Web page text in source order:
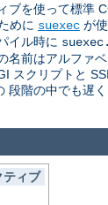
ブを使って標準
めに suexec が
イル時に
名前はアルファ
スクリプトと
段階の中でも遅
ティブ